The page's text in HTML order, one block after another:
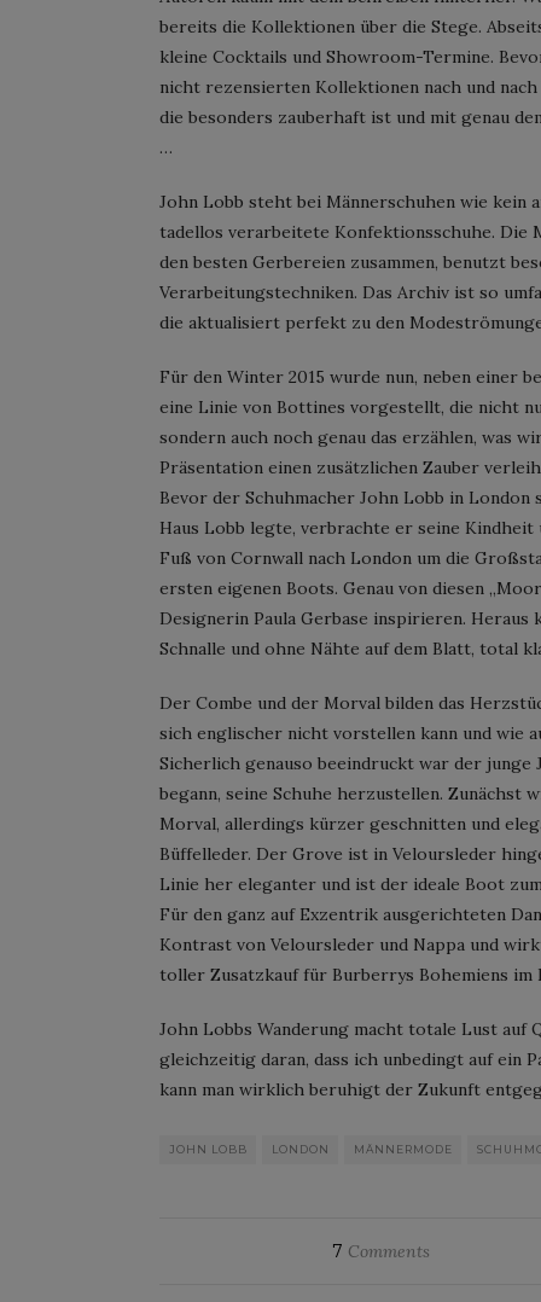
bereits die Kollektionen über die Stege.
kleine Cocktails und Showroom-Termine.
nicht rezensierten Kollektionen nach und
die besonders zauberhaft ist und mit genau
…
John Lobb steht bei Männerschuhen wie kein
tadellos verarbeitete Konfektionsschuhe. Die
den besten Gerbereien zusammen, benutzt
Verarbeitungstechniken. Das Archiv ist so
die aktualisiert perfekt zu den
Für den Winter 2015 wurde nun, neben einer
eine Linie von Bottines vorgestellt, die nicht
sondern auch noch genau das erzählen, was
Präsentation einen zusätzlichen Zauber
Bevor der Schuhmacher John Lobb in
Haus Lobb legte, verbrachte er seine Kindheit
Fuß von Cornwall nach London um die
ersten eigenen Boots. Genau von diesen
Designerin Paula Gerbase inspirieren.
Schnalle und ohne Nähte auf dem Blatt, total
Der Combe und der Morval bilden das
sich englischer nicht vorstellen kann und wie
Sicherlich genauso beeindruckt war der junge
begann, seine Schuhe herzustellen. Zunächst
Morval, allerdings kürzer geschnitten und
Büffelleder. Der Grove ist in Veloursleder
Linie her eleganter und ist der ideale Boot
Für den ganz auf Exzentrik ausgerichteten
Kontrast von Veloursleder und Nappa und
toller Zusatzkauf für Burberrys Bohemiens im
John Lobbs Wanderung macht totale Lust auf
gleichzeitig daran, dass ich unbedingt auf ein
kann man wirklich beruhigt der Zukunft
JOHN LOBB LONDON MÄNNERMODE
7 Comments